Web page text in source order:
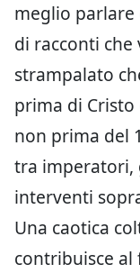
meglio
di racconti che
strampalato
prima di Cristo
non prima del
tra imperatori,
interventi
Una caotica
contribuisce al